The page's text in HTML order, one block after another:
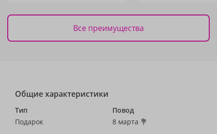
Все преимущества
Общие характеристики
Тип
Подарок
Повод
8 марта 💐